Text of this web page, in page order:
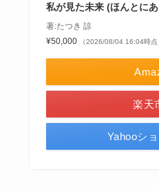
私が見た未来 (ほんとに
著:たつき 諒
¥50,000
（2026/08/04 16:04時点
楽天
Yahooシ